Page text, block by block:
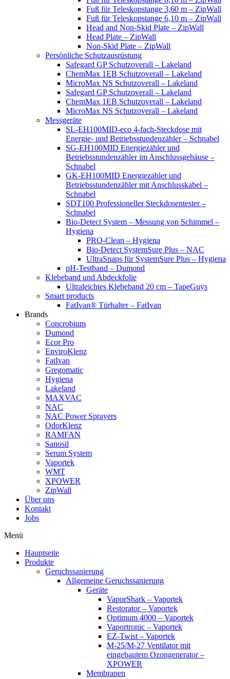
Fuß für Teleskopstange 3,60 m – ZipWall
Fuß für Teleskopstange 6,10 m – ZipWall
Head and Non-Skid Plate – ZipWall
Head Plate – ZipWall
Non-Skid Plate – ZipWall
Persönliche Schutzausrüstung
Safegard GP Schutzoverall – Lakeland
ChemMax 1EB Schutzoverall – Lakeland
MicroMax NS Schutzoverall – Lakeland
Safegard GP Schutzoverall – Lakeland
ChemMax 1EB Schutzoverall – Lakeland
MicroMax NS Schutzoverall – Lakeland
Messgeräte
SL-EH100MID-eco 4-fach-Steckdose mit
Energie- und Betriebsstundenzähler – Schnabel
SG-EH100MID Energiezähler und
Betriebsstundenzähler im Anschlussgehäuse –
Schnabel
GK-EH100MID Energiezähler und
Betriebsstundenzähler mit Anschlusskabel –
Schnabel
SDT100 Professioneller Steckdosentester –
Schnabel
Bio-Detect System – Messung von Schimmel –
Hygiena
PRO-Clean – Hygiena
Bio-Detect SystemSure Plus – NAC
UltraSnaps für SystemSure Plus – Hygiena
pH-Testband – Dumond
Klebeband und Abdeckfolie
Ultraleichtes Klebeband 20 cm – TapeGuys
Smart products
FatIvan® Türhalter – FatIvan
Brands
Concrobium
Dumond
Ecor Pro
EnviroKlenz
FatIvan
Gregomatic
Hygiena
Lakeland
MAXVAC
NAC
NAC Power Sprayers
OdorKlenz
RAMFAN
Sanosil
Serum System
Vaportek
WMT
XPOWER
ZipWall
Über uns
Kontakt
Jobs
Menü
Hauptseite
Produkte
Geruchssanierung
Allgemeine Geruchssanierung
Geräte
VaporShark – Vaportek
Restorator – Vaportek
Optimum 4000 – Vaportek
Vaportronic – Vaportek
EZ-Twist – Vaportek
M-25/M-27 Ventilator mit
eingebautem Ozongenerator –
XPOWER
Membranen